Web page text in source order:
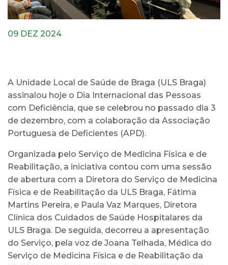
09 DEZ 2024
A Unidade Local de Saúde de Braga (ULS Braga)
assinalou hoje o Dia Internacional das Pessoas
com Deficiência, que se celebrou no passado dia 3
de dezembro, com a colaboração da Associação
Portuguesa de Deficientes (APD).
Organizada pelo Serviço de Medicina Física e de
Reabilitação, a iniciativa contou com uma sessão
de abertura com a Diretora do Serviço de Medicina
Física e de Reabilitação da ULS Braga, Fátima
Martins Pereira, e Paula Vaz Marques, Diretora
Clínica dos Cuidados de Saúde Hospitalares da
ULS Braga. De seguida, decorreu a apresentação
do Serviço, pela voz de Joana Telhada, Médica do
Serviço de Medicina Física e de Reabilitação da